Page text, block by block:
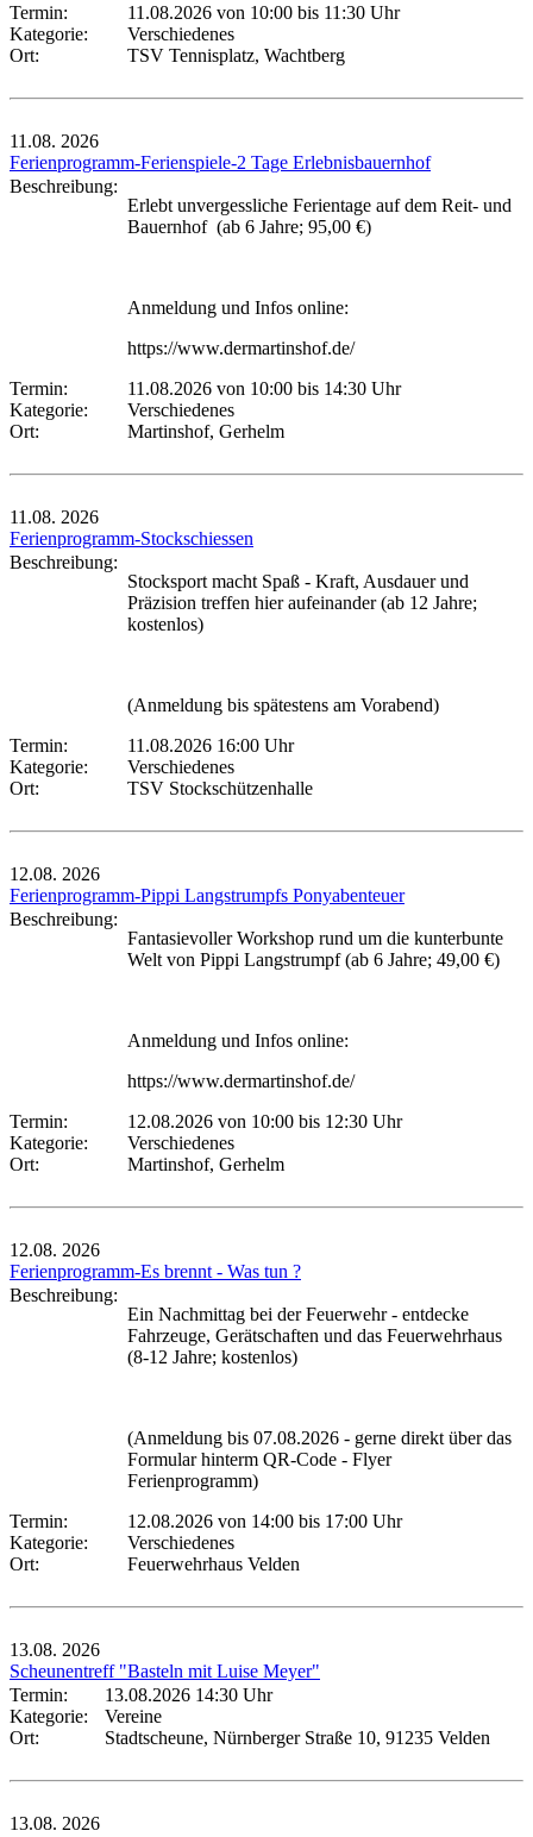
Termin:
11.08.2026 von 10:00 bis 11:30 Uhr
Kategorie:
Verschiedenes
Ort:
TSV Tennisplatz, Wachtberg
11.08. 2026
Ferienprogramm-Ferienspiele-2 Tage Erlebnisbauernhof
Beschreibung:
Erlebt unvergessliche Ferientage auf dem Reit- und
Bauernhof (ab 6 Jahre; 95,00 €)
Anmeldung und Infos online:
https://www.dermartinshof.de/
Termin:
11.08.2026 von 10:00 bis 14:30 Uhr
Kategorie:
Verschiedenes
Ort:
Martinshof, Gerhelm
11.08. 2026
Ferienprogramm-Stockschiessen
Beschreibung:
Stocksport macht Spaß - Kraft, Ausdauer und
Präzision treffen hier aufeinander (ab 12 Jahre;
kostenlos)
(Anmeldung bis spätestens am Vorabend)
Termin:
11.08.2026 16:00 Uhr
Kategorie:
Verschiedenes
Ort:
TSV Stockschützenhalle
12.08. 2026
Ferienprogramm-Pippi Langstrumpfs Ponyabenteuer
Beschreibung:
Fantasievoller Workshop rund um die kunterbunte
Welt von Pippi Langstrumpf (ab 6 Jahre; 49,00 €)
Anmeldung und Infos online:
https://www.dermartinshof.de/
Termin:
12.08.2026 von 10:00 bis 12:30 Uhr
Kategorie:
Verschiedenes
Ort:
Martinshof, Gerhelm
12.08. 2026
Ferienprogramm-Es brennt - Was tun ?
Beschreibung:
Ein Nachmittag bei der Feuerwehr - entdecke
Fahrzeuge, Gerätschaften und das Feuerwehrhaus
(8-12 Jahre; kostenlos)
(Anmeldung bis 07.08.2026 - gerne direkt über das
Formular hinterm QR-Code - Flyer
Ferienprogramm)
Termin:
12.08.2026 von 14:00 bis 17:00 Uhr
Kategorie:
Verschiedenes
Ort:
Feuerwehrhaus Velden
13.08. 2026
Scheunentreff "Basteln mit Luise Meyer"
Termin:
13.08.2026 14:30 Uhr
Kategorie:
Vereine
Ort:
Stadtscheune, Nürnberger Straße 10, 91235 Velden
13.08. 2026